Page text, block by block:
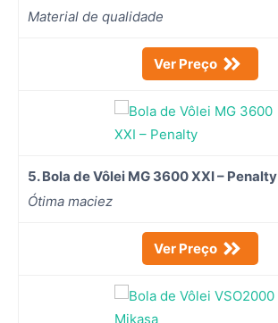
Material de qualidade
Ver Preço
5. Bola de Vôlei MG 3600 XXI – Penalty
Ótima maciez
Ver Preço